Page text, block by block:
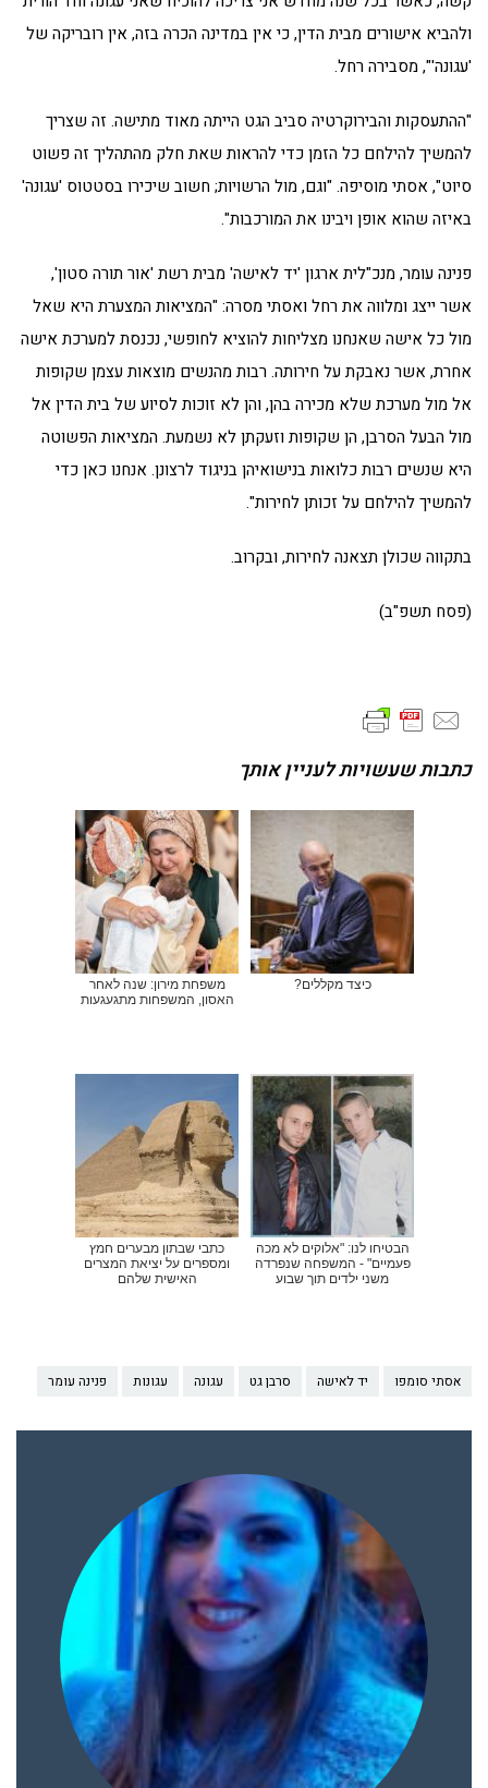
ולהביא אישורים מבית הדין, כי אין במדינה הכרה בזה, אין רובריקה של
'עגונה'", מסבירה רחל.
"ההתעסקות והבירוקרטיה סביב הגט הייתה מאוד מתישה. זה שצריך
להמשיך להילחם כל הזמן כדי להראות שאת חלק מהתהליך זה פשוט
סיוט", אסתי מוסיפה. "וגם, מול הרשויות; חשוב שיכירו בסטטוס 'עגונה'
באיזה שהוא אופן ויבינו את המורכבות".
פנינה עומר, מנכ"לית ארגון 'יד לאישה' מבית רשת 'אור תורה סטון',
אשר ייצג ומלווה את רחל ואסתי מסרה: "המציאות המצערת היא שאל
מול כל אישה שאנחנו מצליחות להוציא לחופשי, נכנסת למערכת אישה
אחרת, אשר נאבקת על חירותה. רבות מהנשים מוצאות עצמן שקופות
אל מול מערכת שלא מכירה בהן, והן לא זוכות לסיוע של בית הדין אל
מול הבעל הסרבן, הן שקופות וזעקתן לא נשמעת. המציאות הפשוטה
היא שנשים רבות כלואות בנישואיהן בניגוד לרצונן. אנחנו כאן כדי
להמשיך להילחם על זכותן לחירות".
בתקווה שכולן תצאנה לחירות, ובקרוב.
(פסח תשפ"ב)
כתבות שעשויות לעניין אותך
כיצד מקללים?
משפחת מירון: שנה לאחר
האסון, המשפחות מתגעגעות
הבטיחו לנו: "אלוקים לא מכה
פעמיים" - המשפחה שנפרדה
משני ילדים תוך שבוע
כתבי שבתון מבערים חמץ
ומספרים על יציאת המצרים
האישית שלהם
אסתי סומפו יד לאישה סרבן גט עגונה עגונות פנינה עומר